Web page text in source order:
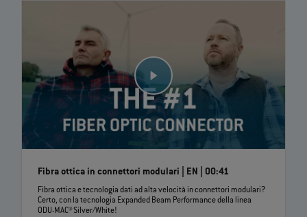
Fibra ottica in connettori modulari | EN | 00:41
Fibra ottica e tecnologia dati ad alta velocità in connettori modulari?
Certo, con la tecnologia Expanded Beam Performance della linea
ODU-MAC® Silver/White!